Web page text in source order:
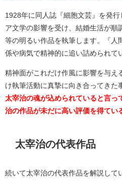
1928年に同人誌『細胞文芸』を発
ア文学の影響を受け、結婚生活が順
等の明るい作品を執筆します。『人
係や病気で精神的に追い詰められて
精神面がこれだけ作風に影響を与え
け執筆活動に真摯に向き合ってきた
太宰治の魂が込められていると言っ
治の作品が未だに高い評価を得てい
太宰治の代表作品
続いて太宰治の代表作品を解説して